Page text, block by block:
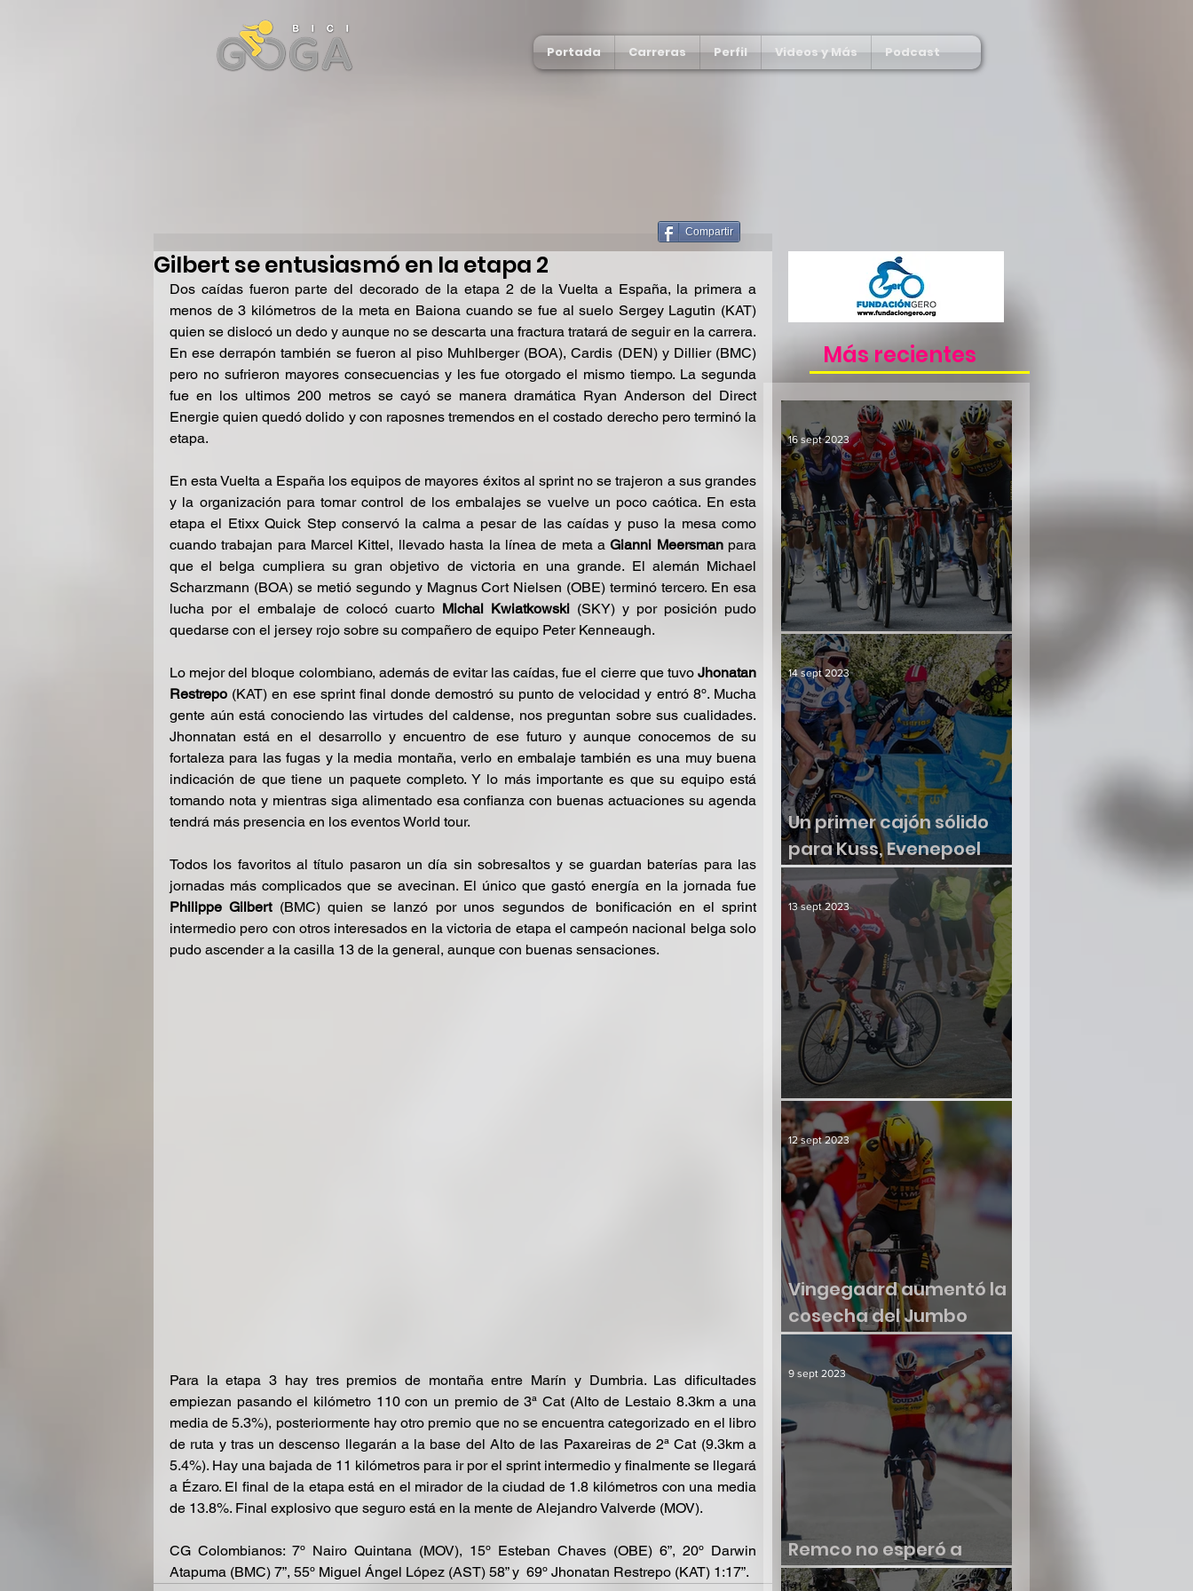
Portada Carreras Perfil Videos y Más Podcast
Más recientes
Compartir
Gilbert se entusiasmó en la etapa 2
Dos caídas fueron parte del decorado de la etapa 2 de la Vuelta a España, la primera a
menos de 3 kilómetros de la meta en Baiona cuando se fue al suelo Sergey Lagutin (KAT)
quien se dislocó un dedo y aunque no se descarta una fractura tratará de seguir en la carrera.
En ese derrapón también se fueron al piso Muhlberger (BOA), Cardis (DEN) y Dillier (BMC)
pero no sufrieron mayores consecuencias y les fue otorgado el mismo tiempo. La segunda
fue en los ultimos 200 metros se cayó se manera dramática Ryan Anderson del Direct
Energie quien quedó dolido y con raposnes tremendos en el costado derecho pero terminó la
etapa.
En esta Vuelta a España los equipos de mayores éxitos al sprint no se trajeron a sus grandes
y la organización para tomar control de los embalajes se vuelve un poco caótica. En esta
etapa el Etixx Quick Step conservó la calma a pesar de las caídas y puso la mesa como
cuando trabajan para Marcel Kittel, llevado hasta la línea de meta a Gianni Meersman para
que el belga cumpliera su gran objetivo de victoria en una grande. El alemán Michael
Scharzmann (BOA) se metió segundo y Magnus Cort Nielsen (OBE) terminó tercero. En esa
lucha por el embalaje de colocó cuarto Michal Kwiatkowski (SKY) y por posición pudo
quedarse con el jersey rojo sobre su compañero de equipo Peter Kenneaugh.
Lo mejor del bloque colombiano, además de evitar las caídas, fue el cierre que tuvo Jhonatan
Restrepo (KAT) en ese sprint final donde demostró su punto de velocidad y entró 8º. Mucha
gente aún está conociendo las virtudes del caldense, nos preguntan sobre sus cualidades.
Jhonnatan está en el desarrollo y encuentro de ese futuro y aunque conocemos de su
fortaleza para las fugas y la media montaña, verlo en embalaje también es una muy buena
indicación de que tiene un paquete completo. Y lo más importante es que su equipo está
tomando nota y mientras siga alimentado esa confianza con buenas actuaciones su agenda
tendrá más presencia en los eventos World tour.
Todos los favoritos al título pasaron un día sin sobresaltos y se guardan baterías para las
Philippe Gilbert (BMC) quien se lanzó por unos segundos de bonificación en el sprint
intermedio pero con otros interesados en la victoria de etapa el campeón nacional belga solo
pudo ascender a la casilla 13 de la general, aunque con buenas sensaciones.
Para la etapa 3 hay tres premios de montaña entre Marín y Dumbria. Las dificultades
empiezan pasando el kilómetro 110 con un premio de 3ª Cat (Alto de Lestaio 8.3km a una
media de 5.3%), posteriormente hay otro premio que no se encuentra categorizado en el libro
de ruta y tras un descenso llegarán a la base del Alto de las Paxareiras de 2ª Cat (9.3km a
5.4%). Hay una bajada de 11 kilómetros para ir por el sprint intermedio y finalmente se llegará
a Ézaro. El final de la etapa está en el mirador de la ciudad de 1.8 kilómetros con una media
de 13.8%. Final explosivo que seguro está en la mente de Alejandro Valverde (MOV).
CG Colombianos: 7º Nairo Quintana (MOV), 15º Esteban Chaves (OBE) 6”, 20º Darwin
Atapuma (BMC) 7”, 55º Miguel Ángel López (AST) 58” y  69º Jhonatan Restrepo (KAT) 1:17”.
Culminación y consenso
16 sept 2023
Un primer cajón sólido
para Kuss, Evenepoel
sumó otra victoria
14 sept 2023
¿Hay crisis en el paraíso?
13 sept 2023
Vingegaard aumentó la
cosecha del Jumbo
Visma
12 sept 2023
Remco no esperó a
renacer en la Vuelta
9 sept 2023